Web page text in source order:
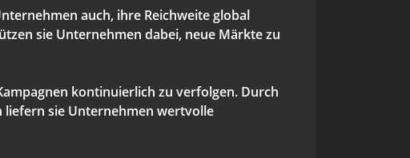
auch, ihre Reichweite global
sie Unternehmen dabei, neue Märkte zu
kontinuierlich zu verfolgen. Durch
liefern sie Unternehmen wertvolle